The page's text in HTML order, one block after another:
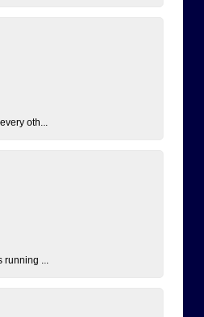
oth...
...